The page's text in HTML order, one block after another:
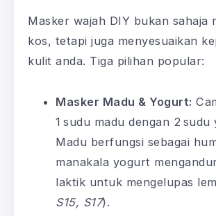
Masker wajah DIY bukan sahaja
kos, tetapi juga menyesuaikan
kulit anda. Tiga pilihan popular:
Masker Madu & Yogurt:
1 sudu madu dengan 2 sudu
Madu berfungsi sebagai
manakala yogurt
laktik untuk mengelupas
S15, S17).